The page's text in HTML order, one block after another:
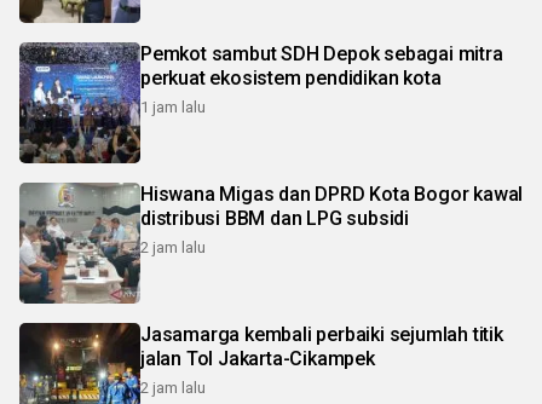
Pemkot sambut SDH Depok sebagai mitra
perkuat ekosistem pendidikan kota
1 jam lalu
Hiswana Migas dan DPRD Kota Bogor kawal
distribusi BBM dan LPG subsidi
2 jam lalu
Jasamarga kembali perbaiki sejumlah titik
jalan Tol Jakarta-Cikampek
2 jam lalu